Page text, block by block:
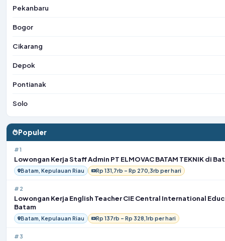
Pekanbaru
Bogor
Cikarang
Depok
Pontianak
Solo
Populer
#1
Lowongan Kerja Staff Admin PT ELMOVAC BATAM TEKNIK di
Batam, Kepulauan Riau Rp 131,7rb – Rp 270,3rb per hari
#2
Lowongan Kerja English Teacher CIE Central International
Batam
Batam, Kepulauan Riau Rp 137rb – Rp 328,1rb per hari
#3